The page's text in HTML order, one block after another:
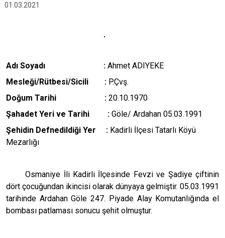
01.03.2021
Adı Soyadı : Ahmet ADIYEKE
Mesleği/Rütbesi/Sicili : P.Çvş.
Doğum Tarihi : 20.10.1970
Şahadet Yeri ve Tarihi : Göle/ Ardahan 05.03.1991
Şehidin Defnedildiği Yer : Kadirli İlçesi Tatarlı Köyü
Mezarlığı
Osmaniye İli Kadirli İlçesinde Fevzi ve Şadiye çiftinin
dört çocuğundan ikincisi olarak dünyaya gelmiştir. 05.03.1991
tarihinde Ardahan Göle 247. Piyade Alay Komutanlığında el
bombası patlaması sonucu şehit olmuştur.